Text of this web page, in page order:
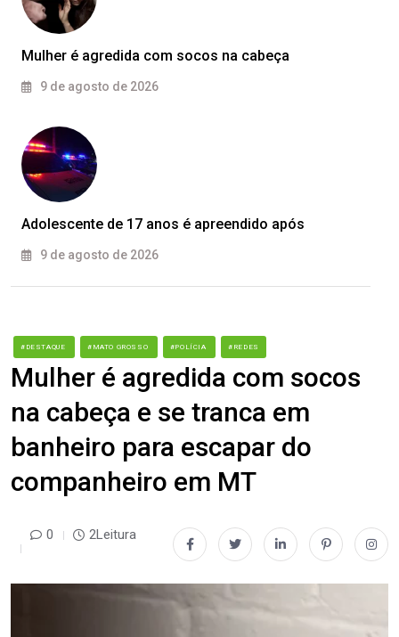
Mulher é agredida com socos na cabeça
9 de agosto de 2026
Adolescente de 17 anos é apreendido após
9 de agosto de 2026
#DESTAQUE #MATO GROSSO #POLÍCIA #REDES
Mulher é agredida com socos
na cabeça e se tranca em
banheiro para escapar do
companheiro em MT
0 2Leitura